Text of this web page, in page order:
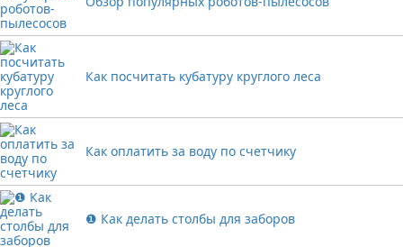
Как посчитать кубатуру круглого леса
Как оплатить за воду по счетчику
❶ Как делать столбы для заборов